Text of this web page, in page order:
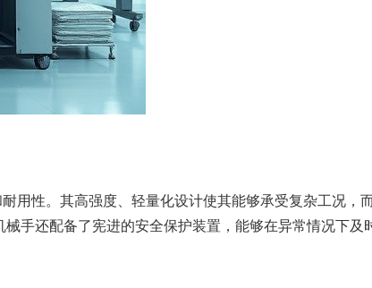
性。其高强度、轻量化设计使其能够承受复杂工况，
手还配备了宪进的安全保护装置，能够在异常情况下